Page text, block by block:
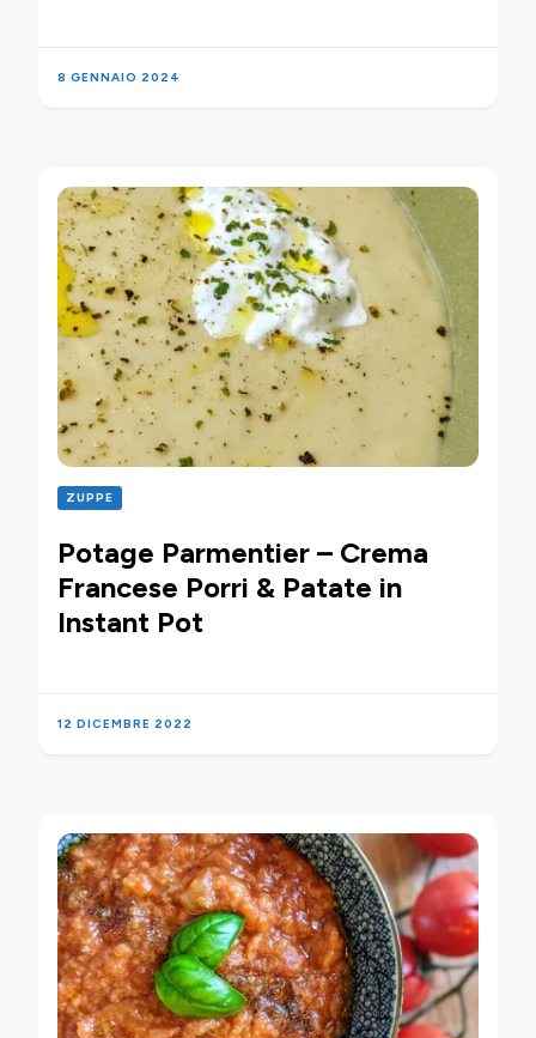
8 GENNAIO 2024
ZUPPE
Potage Parmentier – Crema
Francese Porri & Patate in
Instant Pot
12 DICEMBRE 2022